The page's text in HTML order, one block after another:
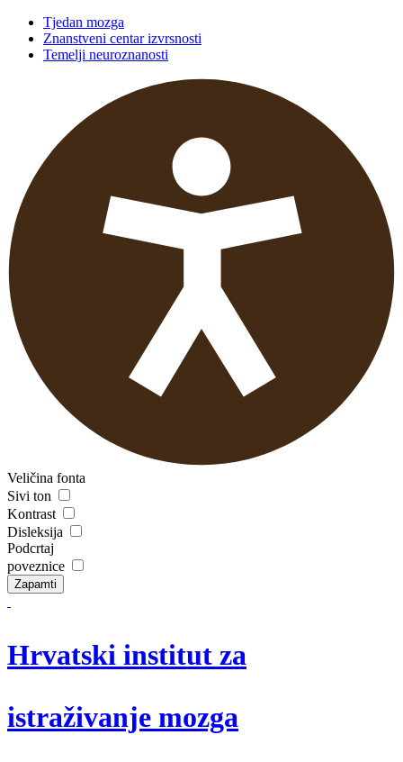
Tjedan mozga
Znanstveni centar izvrsnosti
Temelji neuroznanosti
Veličina fonta
Sivi ton
Kontrast
Disleksija
Podcrtaj
poveznice
Zapamti
Hrvatski institut za
istraživanje mozga